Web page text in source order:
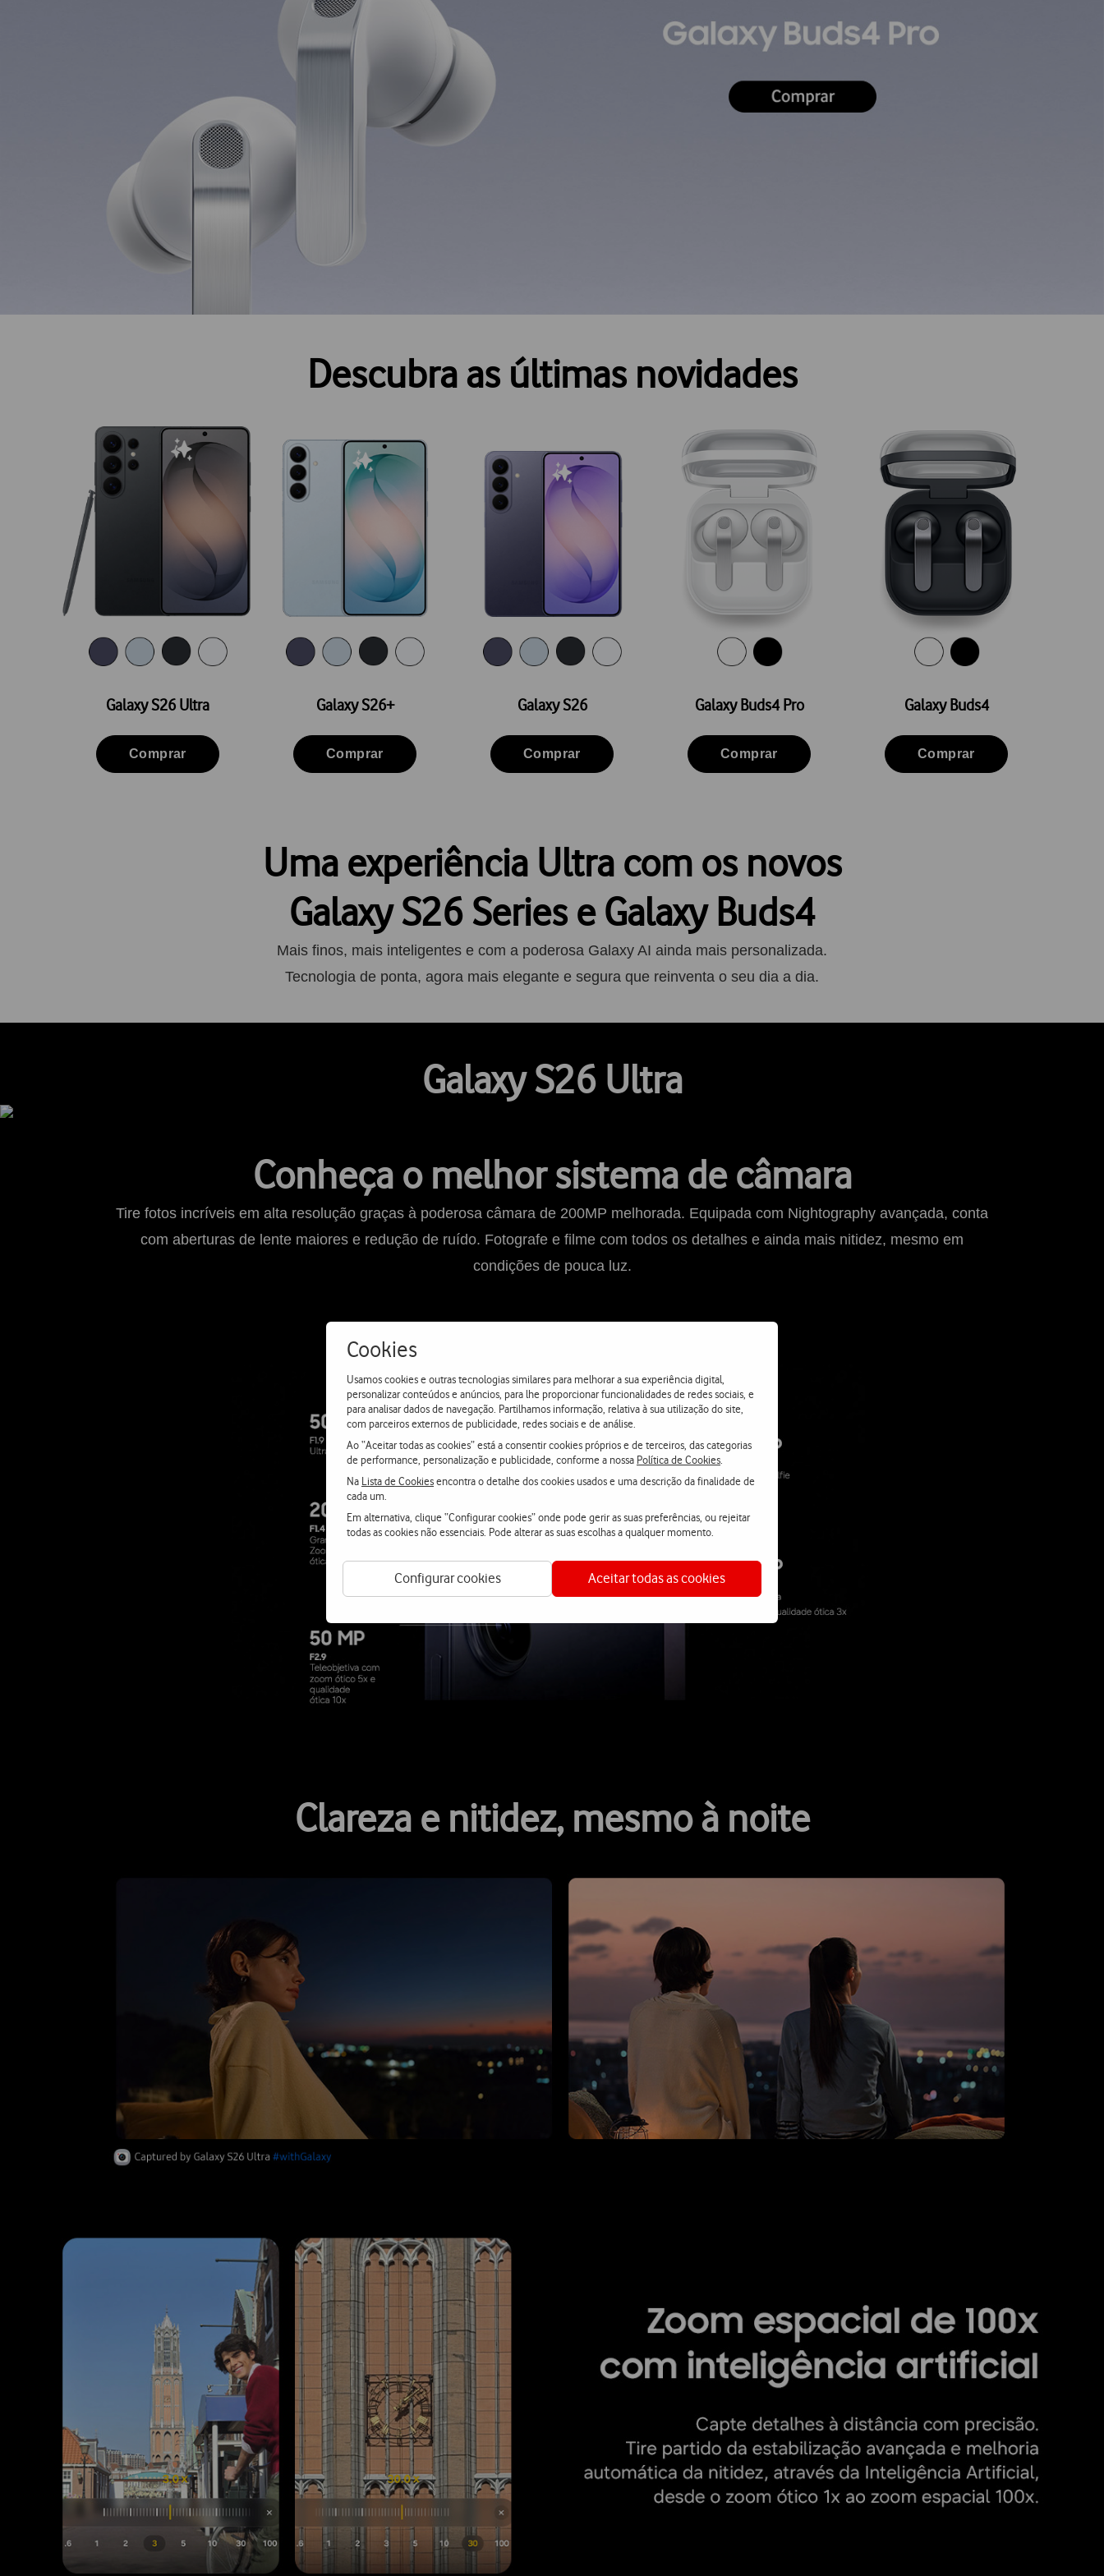
Cookies
Usamos cookies e outras tecnologias similares para melhorar a sua experiência digital,
personalizar conteúdos e anúncios, para lhe proporcionar funcionalidades de redes sociais, e
para analisar dados de navegação. Partilhamos informação, relativa à sua utilização do site,
com parceiros externos de publicidade, redes sociais e de análise.
Ao “Aceitar todas as cookies” está a consentir cookies próprios e de terceiros, das categorias
de performance, personalização e publicidade, conforme a nossa Política de Cookies
Na Lista de Cookiesencontra o detalhe dos cookies usados e uma descrição da finalidade de
cada um.
Em alternativa, clique “Configurar cookies” onde pode gerir as suas preferências, ou rejeitar
todas as cookies não essenciais. Pode alterar as suas escolhas a qualquer momento.
Configurar cookies Aceitar todas as cookies
Descubra as últimas novidades
Galaxy S26 Ultra
Comprar
Galaxy S26+
Comprar
Galaxy S26
Comprar
Galaxy Buds4 Pro
Comprar
Galaxy Buds4
Comprar
Uma experiência Ultra com os novos
Galaxy S26 Series e Galaxy Buds4
Mais finos, mais inteligentes e com a poderosa Galaxy AI ainda mais personalizada.
Tecnologia de ponta, agora mais elegante e segura que reinventa o seu dia a dia.
Galaxy S26 Ultra
Conheça o melhor sistema de câmara
Tire fotos incríveis em alta resolução graças à poderosa câmara de 200MP melhorada. Equipada com Nightography avançada, conta
com aberturas de lente maiores e redução de ruído. Fotografe e filme com todos os detalhes e ainda mais nitidez, mesmo em
condições de pouca luz.
Clareza e nitidez, mesmo à noite